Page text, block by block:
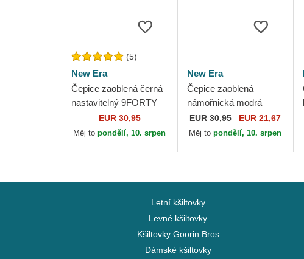
(5)
New Era
Čepice zaoblená černá
nastavitelný 9FORTY
Diamond Era New York
Yankees MLB New Era
EUR 30,95
Měj topondělí, 10. srpen
New Era
Čepice zaoblená
námořnická modrá
nastavitelný 9FORTY
Diamond Era Essential
EUR30,95 EUR 21,67
Měj topondělí, 10. srpen
Letní kšiltovky
Levné kšiltovky
Kšiltovky Goorin Bros
Dámské kšiltovky